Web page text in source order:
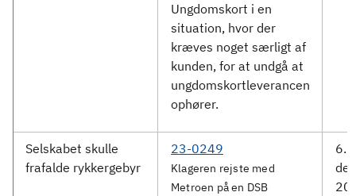
Ungdomskort i en
situation, hvor der
kræves noget særligt af
kunden, for at undgå at
ungdomskortleverancen
ophører.
Selskabet skulle
frafalde rykkergebyr
23-0249
Klageren rejste med
Metroen på en DSB
6.